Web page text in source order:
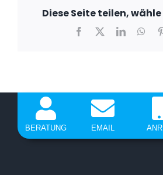
Diese Seite teilen,
Facebook LinkedIn
BERATUNG EMAIL